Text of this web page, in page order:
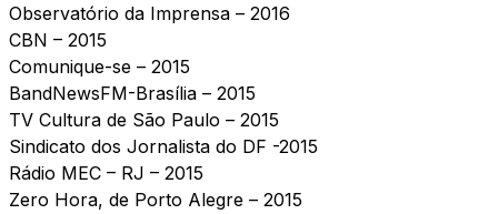
Observatório da Imprensa – 2016
CBN – 2015
Comunique-se – 2015
BandNewsFM-Brasília – 2015
TV Cultura de São Paulo – 2015
Sindicato dos Jornalista do DF -2015
Rádio MEC – RJ – 2015
Zero Hora, de Porto Alegre – 2015